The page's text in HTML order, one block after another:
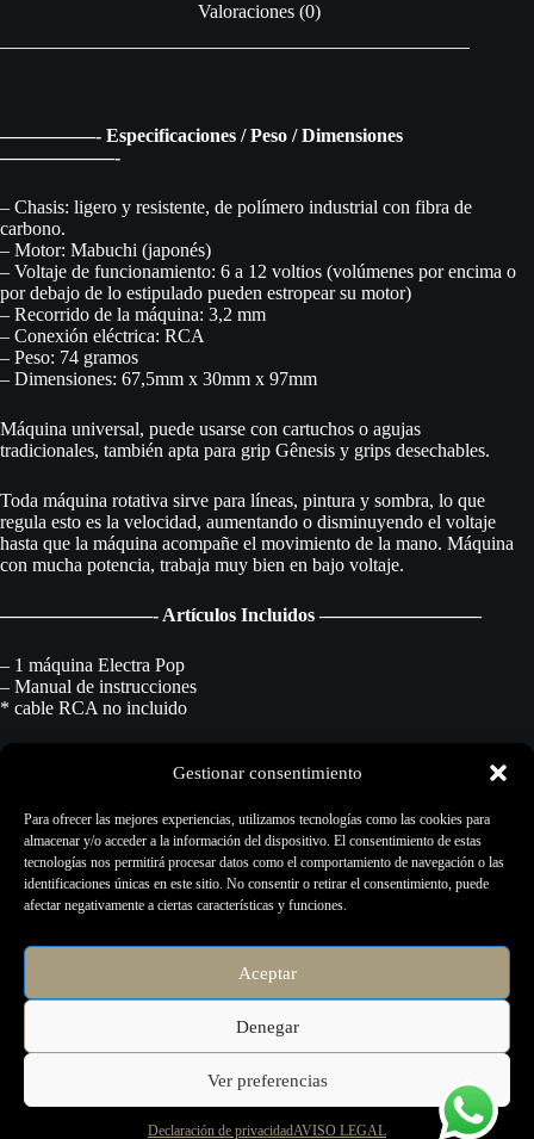
Gestionar consentimiento
Para ofrecer las mejores experiencias, utilizamos tecnologías como las cookies para
almacenar y/o acceder a la información del dispositivo. El consentimiento de estas
tecnologías nos permitirá procesar datos como el comportamiento de navegación o las
identificaciones únicas en este sitio. No consentir o retirar el consentimiento, puede
afectar negativamente a ciertas características y funciones.
Aceptar
Denegar
Ver preferencias
Declaración de privacidadAVISO LEGAL
Valoraciones (0)
—————- Especificaciones / Peso / Dimensiones
——————-
– Chasis: ligero y resistente, de polímero industrial con fibra de
carbono.
– Motor: Mabuchi (japonés)
– Voltaje de funcionamiento: 6 a 12 voltios (volúmenes por encima o
por debajo de lo estipulado pueden estropear su motor)
– Recorrido de la máquina: 3,2 mm
– Conexión eléctrica: RCA
– Peso: 74 gramos
– Dimensiones: 67,5mm x 30mm x 97mm
Máquina universal, puede usarse con cartuchos o agujas
tradicionales, también apta para grip Gênesis y grips desechables.
Toda máquina rotativa sirve para líneas, pintura y sombra, lo que
regula esto es la velocidad, aumentando o disminuyendo el voltaje
hasta que la máquina acompañe el movimiento de la mano. Máquina
con mucha potencia, trabaja muy bien en bajo voltaje.
————————- Artículos Incluidos ————————–
– 1 máquina Electra Pop
– Manual de instrucciones
* cable RCA no incluido
Europea vigente. La garantía de Electric Ink contra defectos de
fabricación comienza a contar desde la compra del producto por
parte del consumidor, comprobada mediante la factura de compra del
artículo respectivo.
———————– Asistencia Técnica ————————–
Contacto por correo electrónico a través de info@electric.local
Copyright © 2026 - Página creada porMicromercio.com
Descargo de Responsabilidad -Aviso Legal -Declaración de